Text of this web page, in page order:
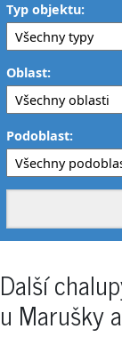
Typ objektu:
Oblast:
Podoblast:
Další
u Marušky